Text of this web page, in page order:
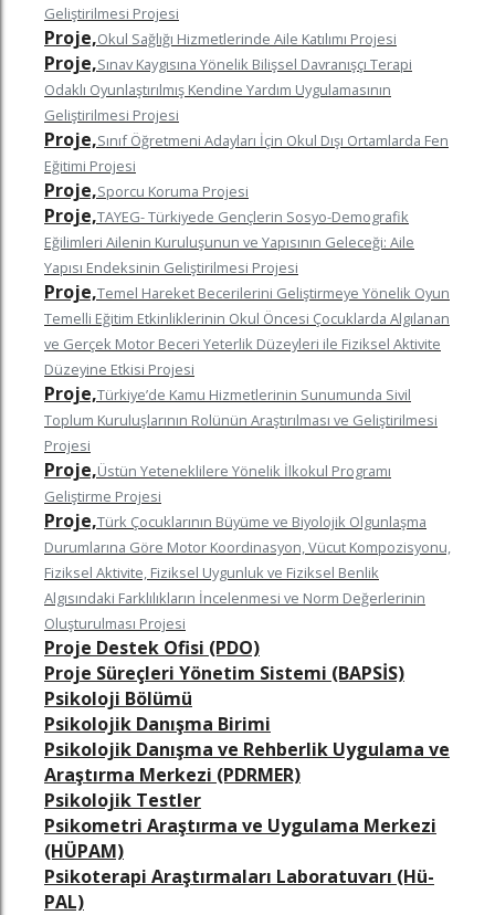
Geliştirilmesi Projesi
Proje,Okul Sağlığı Hizmetlerinde Aile Katılımı Projesi
Proje,Sınav Kaygısına Yönelik Bilişsel Davranışçı Terapi
Odaklı Oyunlaştırılmış Kendine Yardım Uygulamasının
Geliştirilmesi Projesi
Proje,Sınıf Öğretmeni Adayları İçin Okul Dışı Ortamlarda Fen
Eğitimi Projesi
Proje,Sporcu Koruma Projesi
Proje,TAYEG- Türkiyede Gençlerin Sosyo-Demografik
Eğilimleri Ailenin Kuruluşunun ve Yapısının Geleceği: Aile
Yapısı Endeksinin Geliştirilmesi Projesi
Proje,Temel Hareket Becerilerini Geliştirmeye Yönelik Oyun
Temelli Eğitim Etkinliklerinin Okul Öncesi Çocuklarda Algılanan
ve Gerçek Motor Beceri Yeterlik Düzeyleri ile Fiziksel Aktivite
Düzeyine Etkisi Projesi
Proje,Türkiye’de Kamu Hizmetlerinin Sunumunda Sivil
Toplum Kuruluşlarının Rolünün Araştırılması ve Geliştirilmesi
Projesi
Proje,Üstün Yeteneklilere Yönelik İlkokul Programı
Geliştirme Projesi
Proje,Türk Çocuklarının Büyüme ve Biyolojik Olgunlaşma
Durumlarına Göre Motor Koordinasyon, Vücut Kompozisyonu,
Fiziksel Aktivite, Fiziksel Uygunluk ve Fiziksel Benlik
Algısındaki Farklılıkların İncelenmesi ve Norm Değerlerinin
Oluşturulması Projesi
Proje Destek Ofisi (PDO)
Proje Süreçleri Yönetim Sistemi (BAPSİS)
Psikoloji Bölümü
Psikolojik Danışma Birimi
Psikolojik Danışma ve Rehberlik Uygulama ve
Araştırma Merkezi (PDRMER)
Psikolojik Testler
Psikometri Araştırma ve Uygulama Merkezi
(HÜPAM)
Psikoterapi Araştırmaları Laboratuvarı (Hü-
PAL)